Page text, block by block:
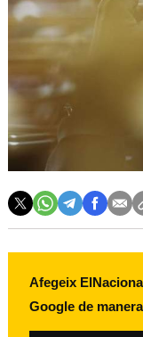
Afegeix
Google de